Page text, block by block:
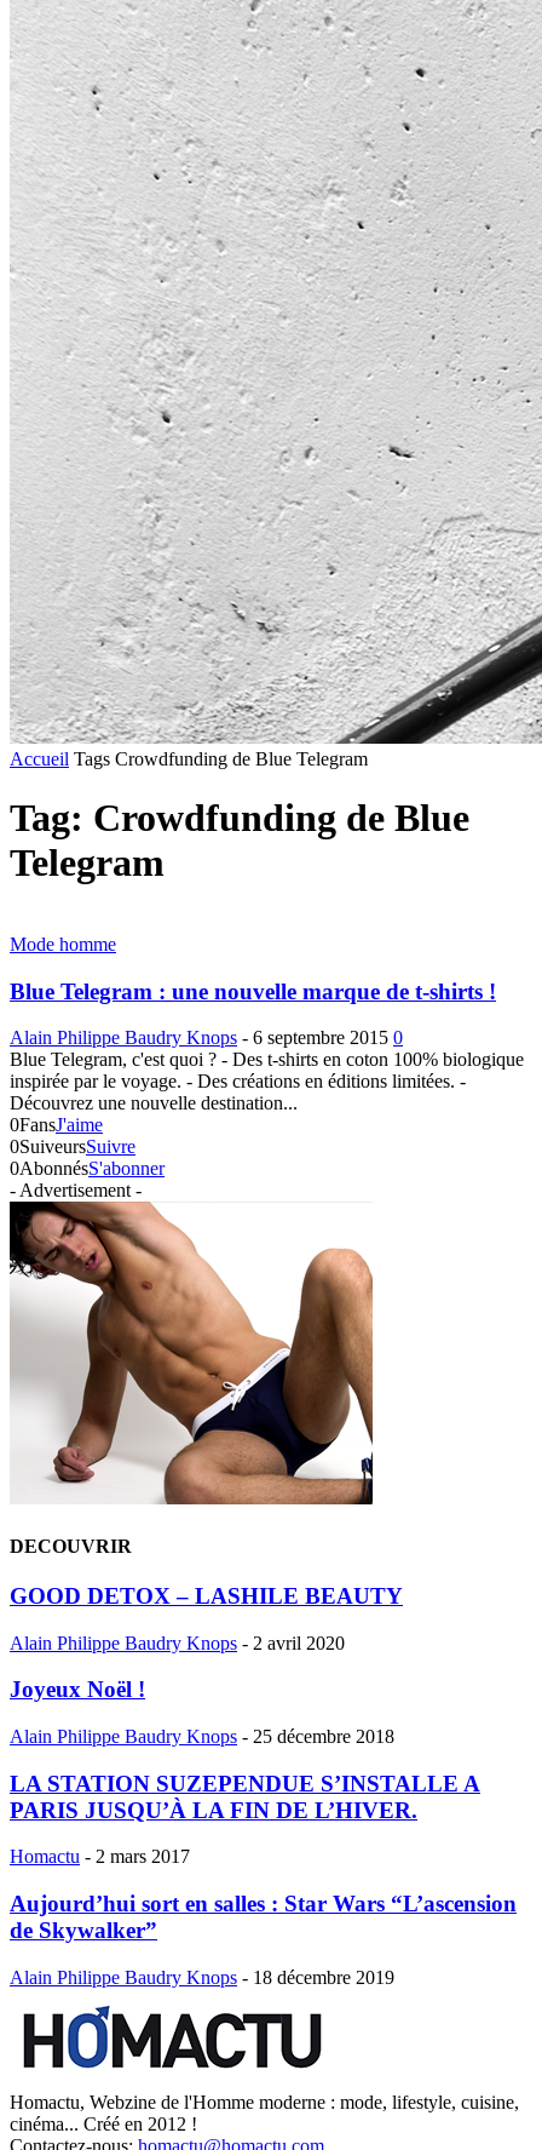
Accueil Tags Crowdfunding de Blue Telegram
Tag: Crowdfunding de Blue
Telegram
Mode homme
Blue Telegram : une nouvelle marque de t-shirts !
Alain Philippe Baudry Knops - 6 septembre 2015 0
Blue Telegram, c'est quoi ? - Des t-shirts en coton 100% biologique
inspirée par le voyage. - Des créations en éditions limitées. -
Découvrez une nouvelle destination...
0FansJ'aime
0SuiveursSuivre
0AbonnésS'abonner
- Advertisement -
DECOUVRIR
GOOD DETOX – LASHILE BEAUTY
Alain Philippe Baudry Knops - 2 avril 2020
Joyeux Noël !
Alain Philippe Baudry Knops - 25 décembre 2018
LA STATION SUZEPENDUE S’INSTALLE A
PARIS JUSQU’À LA FIN DE L’HIVER.
Homactu - 2 mars 2017
Aujourd’hui sort en salles : Star Wars “L’ascension
de Skywalker”
Alain Philippe Baudry Knops - 18 décembre 2019
Homactu, Webzine de l'Homme moderne : mode, lifestyle, cuisine,
cinéma... Créé en 2012 !
Contactez-nous: homactu@homactu.com